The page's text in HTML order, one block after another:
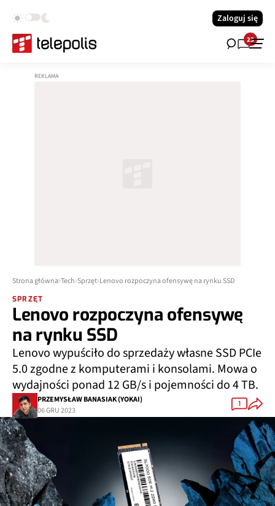
Zaloguj się
23
Strona główna Tech Sprzęt Lenovo rozpoczyna ofensywę na rynku SSD
SPRZĘT
Lenovo rozpoczyna ofensywę
na rynku SSD
Lenovo wypuściło do sprzedaży własne SSD PCIe
5.0 zgodne z komputerami i konsolami. Mowa o
wydajności ponad 12 GB/s i pojemności do 4 TB.
PRZEMYSŁAW BANASIAK (YOKAI)
06 GRU 2023
1